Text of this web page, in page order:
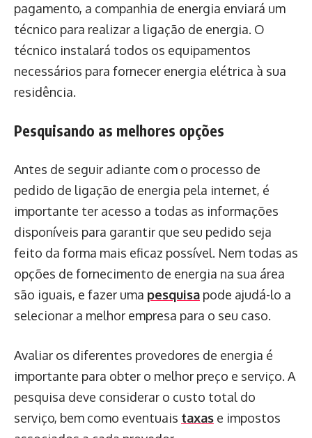
pagamento, a companhia de energia enviará um
técnico para realizar a ligação de energia. O
técnico instalará todos os equipamentos
necessários para fornecer energia elétrica à sua
residência.
Pesquisando as melhores opções
Antes de seguir adiante com o processo de
pedido de ligação de energia pela internet, é
importante ter acesso a todas as informações
disponíveis para garantir que seu pedido seja
feito da forma mais eficaz possível. Nem todas as
opções de fornecimento de energia na sua área
são iguais, e fazer uma pesquisa pode ajudá-lo a
selecionar a melhor empresa para o seu caso.
Avaliar os diferentes provedores de energia é
importante para obter o melhor preço e serviço. A
pesquisa deve considerar o custo total do
serviço, bem como eventuais taxas e impostos